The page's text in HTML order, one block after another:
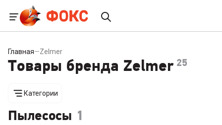
Главная—Zelmer
Товары бренда Zelmer 25
Категории
Пылесосы 1